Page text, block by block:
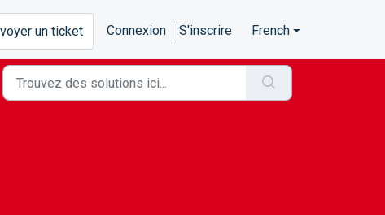
un ticket Connexion S'inscrire French